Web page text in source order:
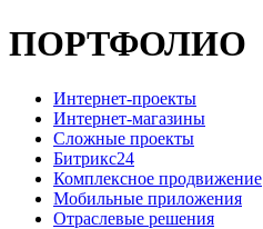
ПОРТФОЛИО
Интернет-проекты
Интернет-магазины
Сложные проекты
Битрикс24
Комплексное продвижение
Мобильные приложения
Отраслевые решения